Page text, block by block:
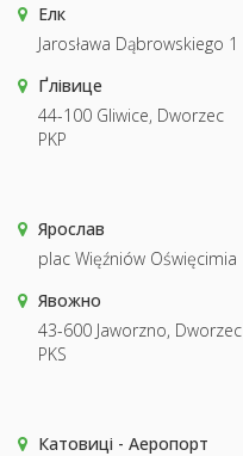
Елк
Jarosława Dąbrowskiego 1
Ґлівице
44-100 Gliwice, Dworzec
PKP
Ярослав
plac Więźniów Oświęcimia
Явожно
43-600 Jaworzno, Dworzec
PKS
Катовиці - Аеропорт